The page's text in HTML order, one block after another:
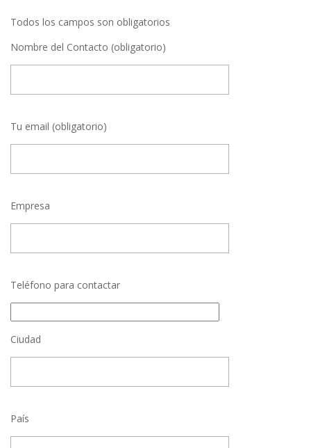
Todos los campos son obligatorios
Nombre del Contacto (obligatorio)
Tu email (obligatorio)
Empresa
Teléfono para contactar
Ciudad
País